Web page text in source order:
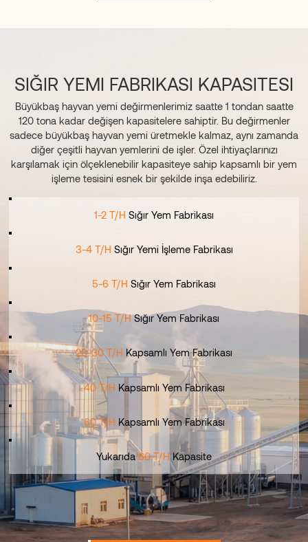
SIĞIR YEMI FABRIKASI KAPASITESI
Büyükbaş hayvan yemi değirmenlerimiz saatte 1 tondan saatte
120 tona kadar değişen kapasitelere sahiptir. Bu değirmenler
sadece büyükbaş hayvan yemi üretmekle kalmaz, aynı zamanda
diğer çeşitli hayvan yemlerini de işler. Özel ihtiyaçlarınızı
karşılamak için ölçeklenebilir kapasiteye sahip kapsamlı bir yem
işleme tesisini esnek bir şekilde inşa edebiliriz.
1-2 T/H Sığır Yem Fabrikası
3-4 T/H Sığır Yemi İşleme Fabrikası
5-6 T/H Sığır Yem Fabrikası
10-15 T/HSığır Yem Fabrikası
20-30 T/H Kapsamlı Yem Fabrikası
40 T/H Kapsamlı Yem Fabrikası
60 T/H Kapsamlı Yem Fabrikası
Yukarıda60 T/HKapasite